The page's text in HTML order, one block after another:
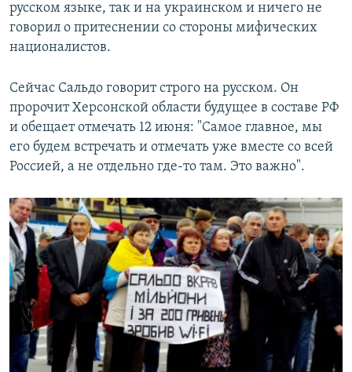
русском языке, так и на украинском и ничего не
говорил о притеснении со стороны мифических
националистов.
Сейчас Сальдо говорит строго на русском. Он
пророчит Херсонской области будущее в составе РФ
и обещает отмечать 12 июня: "Самое главное, мы
его будем встречать и отмечать уже вместе со всей
Россией, а не отдельно где-то там. Это важно".